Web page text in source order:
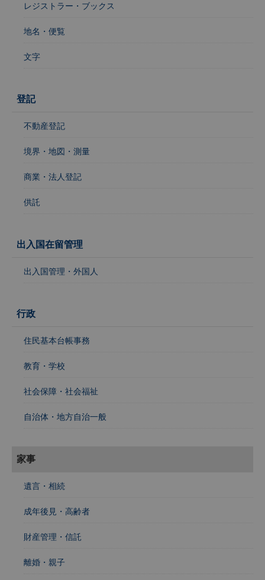
レジストラー・ブックス
地名・便覧
文字
登記
不動産登記
境界・地図・測量
商業・法人登記
供託
出入国在留管理
出入国管理・外国人
行政
住民基本台帳事務
教育・学校
社会保障・社会福祉
自治体・地方自治一般
家事
遺言・相続
成年後見・高齢者
財産管理・信託
離婚・親子